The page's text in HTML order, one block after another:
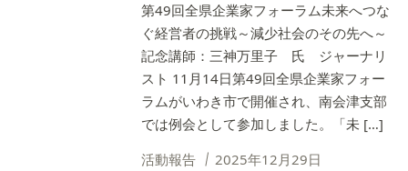
第49回全県企業家フォーラム未来へつな
ぐ経営者の挑戦～減少社会のその先へ～
記念講師：三神万里子 氏 ジャーナリ
スト 11月14日第49回全県企業家フォー
ラムがいわき市で開催され、南会津支部
では例会として参加しました。「未 […]
活動報告
2025年12月29日